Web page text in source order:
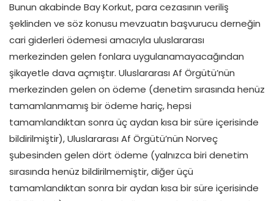
Bunun akabinde Bay Korkut, para cezasının veriliş
şeklinden ve söz konusu mevzuatın başvurucu derneğin
cari giderleri ödemesi amacıyla uluslararası
merkezinden gelen fonlara uygulanamayacağından
şikayetle dava açmıştır. Uluslararası Af Örgütü’nün
merkezinden gelen on ödeme (denetim sırasında henüz
tamamlanmamış bir ödeme hariç, hepsi
tamamlandıktan sonra üç aydan kısa bir süre içerisinde
bildirilmiştir), Uluslararası Af Örgütü’nün Norveç
şubesinden gelen dört ödeme (yalnızca biri denetim
sırasında henüz bildirilmemiştir, diğer üçü
tamamlandıktan sonra bir aydan kısa bir süre içerisinde